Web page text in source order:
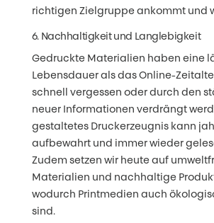
richtigen Zielgruppe ankommt und
6. Nachhaltigkeit und Langlebigkeit
Gedruckte Materialien haben eine
Lebensdauer als das Online-
schnell vergessen oder durch den
neuer Informationen verdrängt
gestaltetes Druckerzeugnis kann
aufbewahrt und immer wieder
Zudem setzen wir heute auf
Materialien und nachhaltige
wodurch Printmedien auch
sind.